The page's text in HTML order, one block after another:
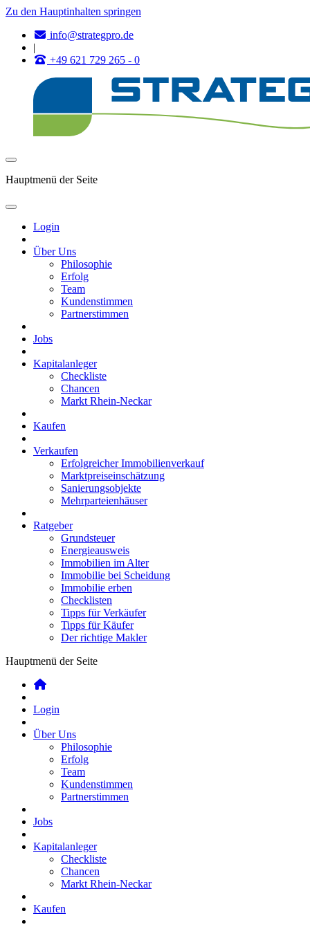
Zu den Hauptinhalten springen
info@strategpro.de
|
+49 621 729 265 - 0
Hauptmenü der Seite
Login
Über Uns
Philosophie
Erfolg
Team
Kundenstimmen
Partnerstimmen
Jobs
Kapitalanleger
Checkliste
Chancen
Markt Rhein-Neckar
Kaufen
Verkaufen
Erfolgreicher Immobilienverkauf
Marktpreiseinschätzung
Sanierungsobjekte
Mehrparteienhäuser
Ratgeber
Grundsteuer
Energieausweis
Immobilien im Alter
Immobilie bei Scheidung
Immobilie erben
Checklisten
Tipps für Verkäufer
Tipps für Käufer
Der richtige Makler
Hauptmenü der Seite
Login
Über Uns
Philosophie
Erfolg
Team
Kundenstimmen
Partnerstimmen
Jobs
Kapitalanleger
Checkliste
Chancen
Markt Rhein-Neckar
Kaufen